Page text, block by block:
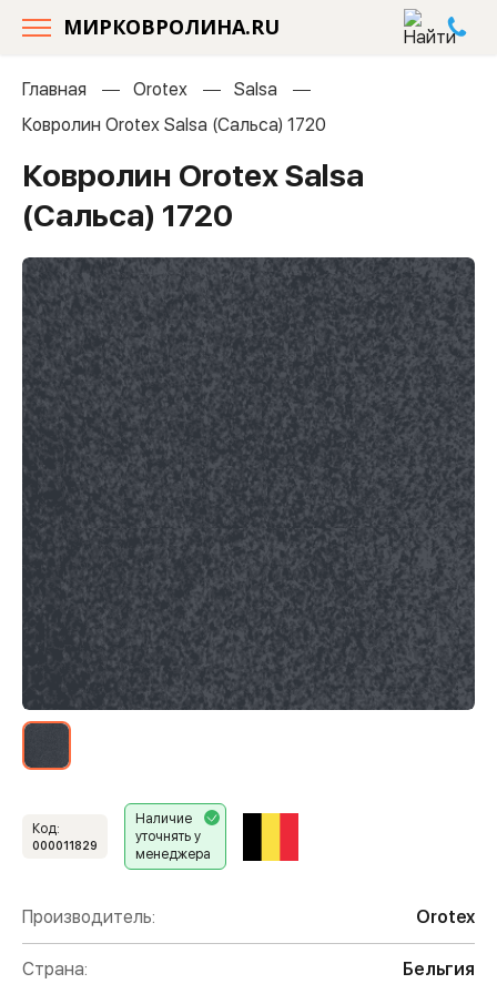
МИРКОВРОЛИНА.RU
Главная Orotex
Salsa
Ковролин Orotex Salsa (Сальса) 1720
Ковролин Orotex Salsa
(Сальса) 1720
Код:
000011829
Наличие
уточнять у
менеджера
Производитель: Orotex
Страна: Бельгия